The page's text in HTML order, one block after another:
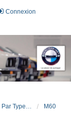
Connexion
Par Type Moteur (ESSENCE) M60